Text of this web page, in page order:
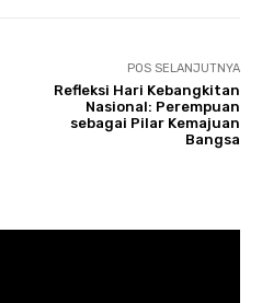
POS SELANJUTNYA
Refleksi Hari Kebangkitan
Nasional: Perempuan
sebagai Pilar Kemajuan
Bangsa